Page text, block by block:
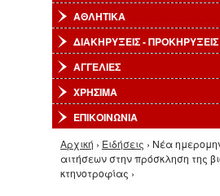
ΑΘΛΗΤΙΚΑ
ΔΙΑΚΗΡΥΞΕΙΣ - ΠΡΟΚΗΡΥΞΕΙΣ
ΑΓΓΕΛΙΕΣ
ΧΡΗΣΙΜΑ
ΕΠΙΚΟΙΝΩΝΙΑ
Είστε εδώ
Αρχική › Ειδήσεις › Νέα
αιτήσεων στην πρόσκληση της
κτηνοτροφίας ›